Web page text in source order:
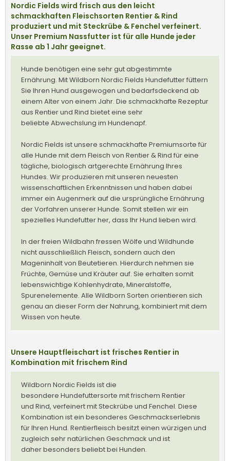
Nordic Fields wird frisch aus den leicht
schmackhaften Fleischsorten Rentier & Rind
produziert und mit Steckrübe & Fenchel verfeinert.
Unser Premium Nassfutter ist für alle Hunde jeder
Rasse ab 1 Jahr geeignet.
Hunde benötigen eine sehr gut abgestimmte
Ernährung. Mit Wildborn Nordic Fields Hundefutter füttern
Sie Ihren Hund ausgewogen und bedarfsdeckend ab
einem Alter von einem Jahr. Die schmackhafte Rezeptur
aus Rentier und Rind bietet eine sehr
beliebte Abwechslung im Hundenapf.
Nordic Fields ist unsere schmackhafte Premiumsorte für
alle Hunde mit dem Fleisch von Rentier & Rind für eine
tägliche, biologisch artgerechte Ernährung Ihres
Hundes. Wir produzieren mit unseren neuesten
wissenschaftlichen Erkenntnissen und haben dabei
immer ein Augenmerk auf die ursprüngliche Ernährung
der Vorfahren unserer Hunde. Somit stellen wir ein
spezielles Hundefutter her, dass Ihr Hund lieben wird.
In der freien Wildbahn fressen Wölfe und Wildhunde
nicht ausschließlich Fleisch, sondern auch den
Mageninhalt von Beutetieren. Hierdurch nehmen sie
Früchte, Gemüse und Kräuter auf. Sie erhalten somit
lebenswichtige Kohlenhydrate, Mineralstoffe,
Spurenelemente. Alle Wildborn Sorten orientieren sich
genau an dieser Form der Nahrung, kombiniert mit dem
Wissen von heute.
Unsere Hauptfleischart ist frisches Rentier in
Kombination mit frischem Rind
Wildborn Nordic Fields ist die
besondere Hundefuttersorte mit frischem Rentier
und Rind, verfeinert mit Steckrübe und Fenchel. Diese
Kombination ist ein besonderes Geschmackserlebnis
für Ihren Hund. Rentierfleisch besitzt einen würzigen und
zugleich sehr natürlichen Geschmack und ist
daher besonders beliebt bei Hunden.